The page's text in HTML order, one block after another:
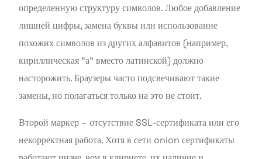
определенную структуру символов. Любое добавление
лишней цифры, замена буквы или использование
похожих символов из других алфавитов (например,
кириллическая “а” вместо латинской) должно
насторожить. Браузеры часто подсвечивают такие
замены, но полагаться только на это не стоит.
Второй маркер – отсутствие SSL-сертификата или его
некорректная работа. Хотя в сети onion сертификаты